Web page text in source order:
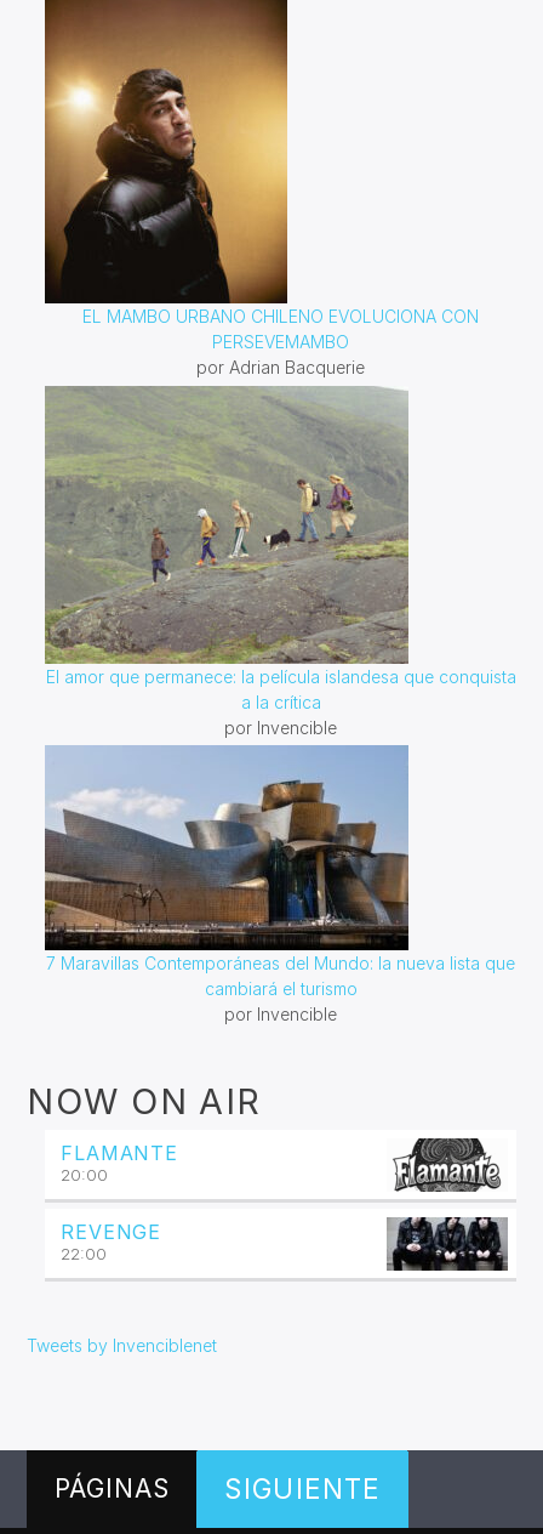
EL MAMBO URBANO CHILENO EVOLUCIONA CON
PERSEVEMAMBO
por Adrian Bacquerie
El amor que permanece: la película islandesa que conquista
a la crítica
por Invencible
7 Maravillas Contemporáneas del Mundo: la nueva lista que
cambiará el turismo
por Invencible
NOW ON AIR
FLAMANTE
20:00
REVENGE
22:00
Tweets by Invenciblenet
PÁGINAS SIGUIENTE